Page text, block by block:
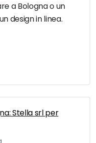
a Bologna o un
design in linea.
Stella srl per